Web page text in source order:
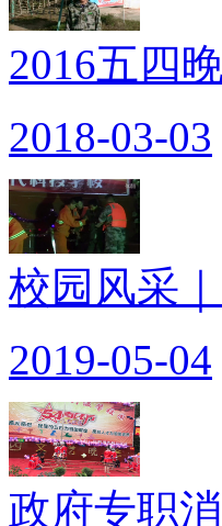
2016五四
2018-03-03
校园风采
2019-05-04
政府专职